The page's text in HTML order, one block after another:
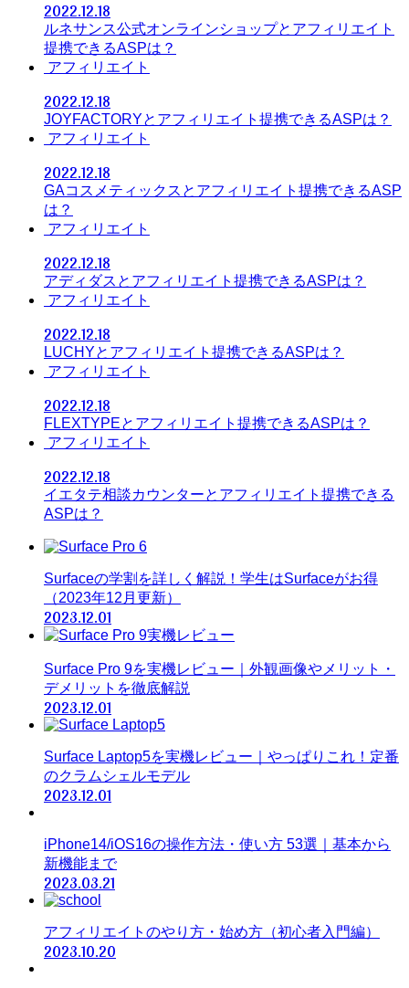
2022.12.18
ルネサンス公式オンラインショップとアフィリエイト
提携できるASPは？
アフィリエイト
2022.12.18
JOYFACTORYとアフィリエイト提携できるASPは？
アフィリエイト
2022.12.18
GAコスメティックスとアフィリエイト提携できるASP
は？
アフィリエイト
2022.12.18
アディダスとアフィリエイト提携できるASPは？
アフィリエイト
2022.12.18
LUCHYとアフィリエイト提携できるASPは？
アフィリエイト
2022.12.18
FLEXTYPEとアフィリエイト提携できるASPは？
アフィリエイト
2022.12.18
イエタテ相談カウンターとアフィリエイト提携できる
ASPは？
Surfaceの学割を詳しく解説！学生はSurfaceがお得
（2023年12月更新）
2023.12.01
Surface Pro 9を実機レビュー｜外観画像やメリット・
デメリットを徹底解説
2023.12.01
Surface Laptop5を実機レビュー｜やっぱりこれ！定番
のクラムシェルモデル
2023.12.01
iPhone14/iOS16の操作方法・使い方 53選｜基本から
新機能まで
2023.03.21
アフィリエイトのやり方・始め方（初心者入門編）
2023.10.20